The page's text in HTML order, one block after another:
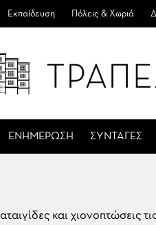
Εκπαίδευση Πόλεις & Χωριά
ΕΝΗΜΕΡΩΣΗ ΣΥΝΤΑΓΕΣ